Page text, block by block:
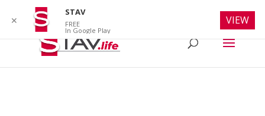
✕
STAV
FREE
In Google Play
VIEW